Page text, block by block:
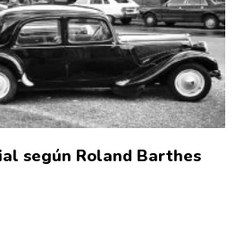
según Roland Barthes